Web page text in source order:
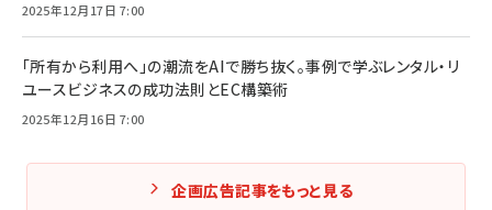
2025年12月17日 7:00
「所有から利用へ」の潮流をAIで勝ち抜く。事例で学ぶレンタル・リ
ユースビジネスの成功法則とEC構築術
2025年12月16日 7:00
企画広告記事をもっと見る